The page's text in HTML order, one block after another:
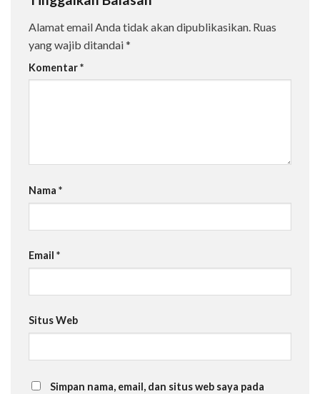
Alamat email Anda tidak akan dipublikasikan. Ruas
yang wajib ditandai*
Komentar*
Nama *
Email *
Situs Web
Simpan nama, email, dan situs web saya pada